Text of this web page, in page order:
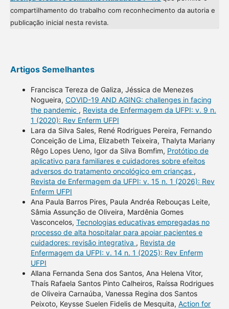
compartilhamento do trabalho com reconhecimento da autoria e
publicação inicial nesta revista.
Artigos Semelhantes
Francisca Tereza de Galiza, Jéssica de Menezes
Nogueira, COVID-19 AND AGING: challenges in facing
the pandemic , Revista de Enfermagem da UFPI: v. 9 n.
1 (2020): Rev Enferm UFPI
Lara da Silva Sales, René Rodrigues Pereira, Fernando
Conceição de Lima, Elizabeth Teixeira, Thalyta Mariany
Rêgo Lopes Ueno, Igor da Silva Bomfim, Protótipo de
aplicativo para familiares e cuidadores sobre efeitos
adversos do tratamento oncológico em crianças ,
Revista de Enfermagem da UFPI: v. 15 n. 1 (2026): Rev
Enferm UFPI
Ana Paula Barros Pires, Paula Andréa Rebouças Leite,
Sâmia Assunção de Oliveira, Mardênia Gomes
Vasconcelos, Tecnologias educativas empregadas no
processo de alta hospitalar para apoiar pacientes e
cuidadores: revisão integrativa , Revista de
Enfermagem da UFPI: v. 14 n. 1 (2025): Rev Enferm
UFPI
Allana Fernanda Sena dos Santos, Ana Helena Vitor,
Thaís Rafaela Santos Pinto Calheiros, Raíssa Rodrigues
de Oliveira Carnaúba, Vanessa Regina dos Santos
Peixoto, Keysse Suelen Fidelis de Mesquita, Action for